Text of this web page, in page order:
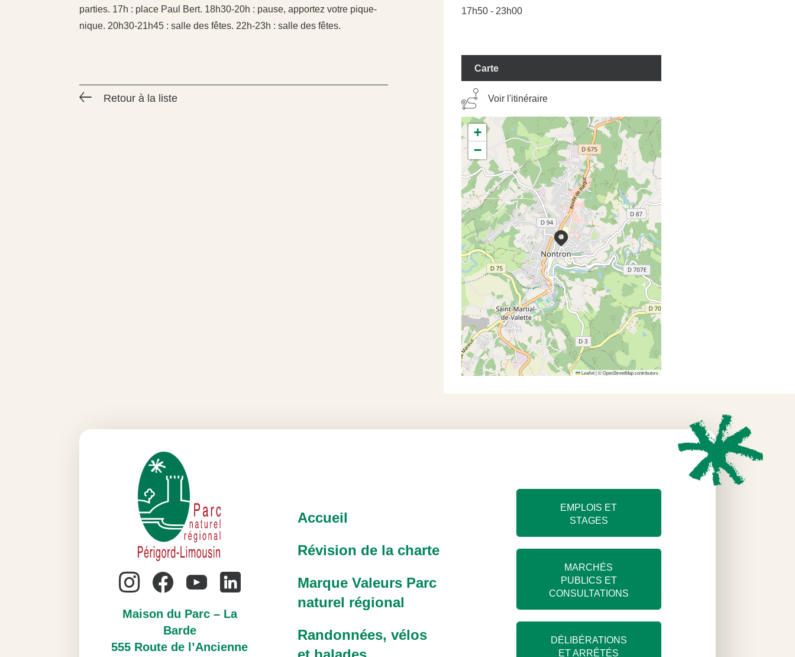
parties. 17h : place Paul Bert. 18h30-20h : pause, apportez votre pique-
nique. 20h30-21h45 : salle des fêtes. 22h-23h : salle des fêtes.
Retour à la liste
17h50 - 23h00
Carte
Voir l'itinéraire
+
−
Leaflet |©OpenStreetMapcontributors
Maison du Parc – La
Barde
555 Route de l’Ancienne
Accueil
Révision de la charte
Marque Valeurs Parc
naturel régional
Randonnées, vélos
EMPLOIS ET
STAGES
MARCHÉS
PUBLICS ET
CONSULTATIONS
DÉLIBÉRATIONS
ET ARRÊTÉS